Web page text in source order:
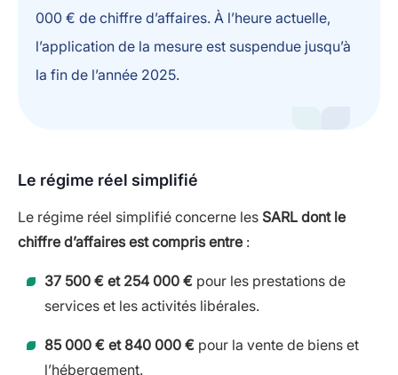
000 € de chiffre d’affaires. À l’heure actuelle,
l’application de la mesure est suspendue jusqu’à
la fin de l’année 2025.
Le régime réel simplifié
Le régime réel simplifié concerne les SARL dont le
chiffre d’affaires est compris entre :
37 500 € et 254 000 € pour les prestations de
services et les activités libérales.
85 000 € et 840 000 € pour la vente de biens et
l’hébergement.